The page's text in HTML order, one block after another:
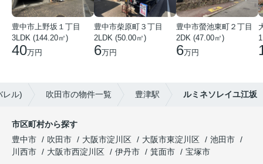
豊中市上野坂１丁目
3LDK (144.20㎡)
40万円
豊中市柴原町３丁目
2LDK (50.00㎡)
6万円
豊中市螢池東町２丁目
2DK (47.00㎡)
6万円
レル) 吹田市の物件一覧 豊津駅 ルミネソレイユ江坂
市区町村から探す
豊中市
吹田市 大阪市淀川区 大阪市東淀川区
池田市
川西市
大阪市西淀川区 伊丹市 箕面市
宝塚市